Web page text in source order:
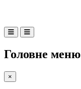
Головне меню
×